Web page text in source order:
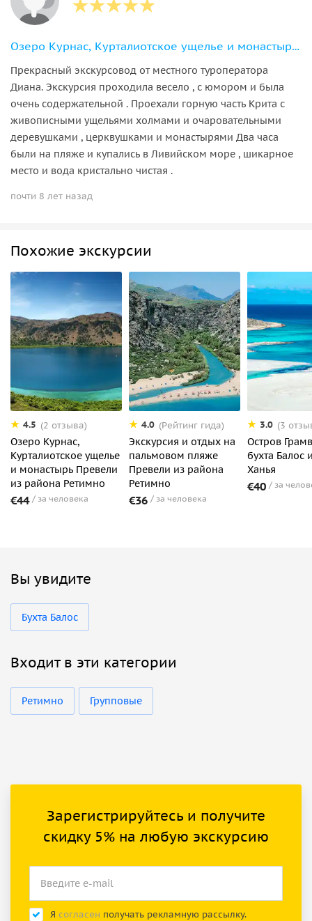
Озеро Курнас, Курталиотское ущелье и монастырь Превели из района Ретимно
Прекрасный экскурсовод от местного туроператора
Диана. Экскурсия проходила весело , с юмором и была
очень содержательной . Проехали горную часть Крита с
живописными ущельями холмами и очаровательными
деревушками , церквушками и монастырями Два часа
были на пляже и купались в Ливийском море , шикарное
место и вода кристально чистая .
почти 8 лет назад
Похожие экскурсии
4.5 (2 отзыва)
Озеро Курнас,
Курталиотское ущелье
и монастырь Превели
из района Ретимно
€44 за человека
4.0 (Рейтинг гида)
Экскурсия и отдых на
пальмовом пляже
Превели из района
Ретимно
€36 за человека
3.0 (3
Остров
бухта Балос
Ханья
€40 за
Вы увидите
Бухта Балос
Входит в эти категории
Ретимно Групповые
Зарегистрируйтесь и получите
скидку 5% на любую экскурсию
Я согласен получать рекламную рассылку.